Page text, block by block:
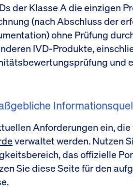
der Klasse A die einzigen
(nach Abschluss der
ohne Prüfung
IVD-Produkte,
und
Anforderungen ein, die
verwaltet werden. Nutzen
das offizielle
Sie diese Seite für den